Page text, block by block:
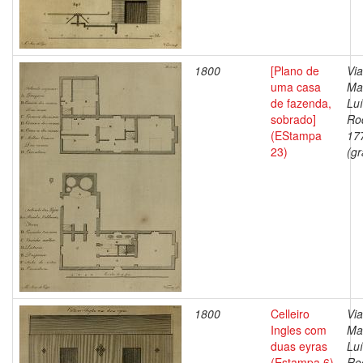
1800
[Plano de
uma casa
de fazenda,
sobrado]
(EStampa
23)
1800
Celleiro
Ingles com
duas eyras